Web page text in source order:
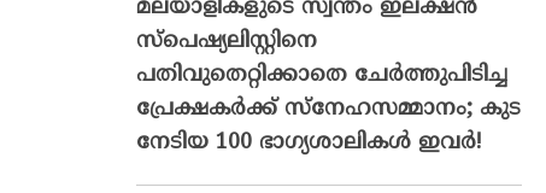
മലയാളികളുടെ സ്വന്തം ഇലക്ഷന്‍
സ്‌പെഷ്യലിസ്റ്റിനെ
പതിവുതെറ്റിക്കാതെ ചേര്‍ത്തുപിടിച്ച
പ്രേക്ഷകര്‍ക്ക് സ്‌നേഹസമ്മാനം; കുട
നേടിയ 100 ഭാഗ്യശാലികള്‍ ഇവര്‍!